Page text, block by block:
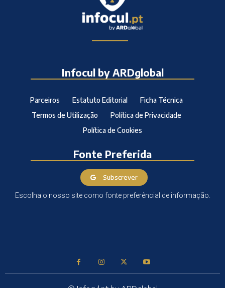
Infocul by ARDglobal
Parceiros Estatuto Editorial
Ficha Técnica
Termos de Utilização
Política de Privacidade
Política de Cookies
Fonte Preferida
Subscrever
Escolha o nosso site como fonte preferêncial de informação.